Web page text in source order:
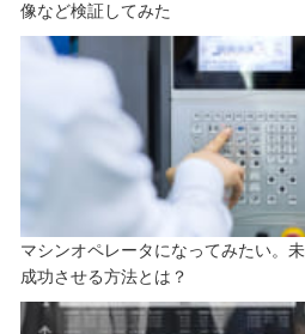
像など検証してみた
マシンオペレータになってみたい。
成功させる方法とは？